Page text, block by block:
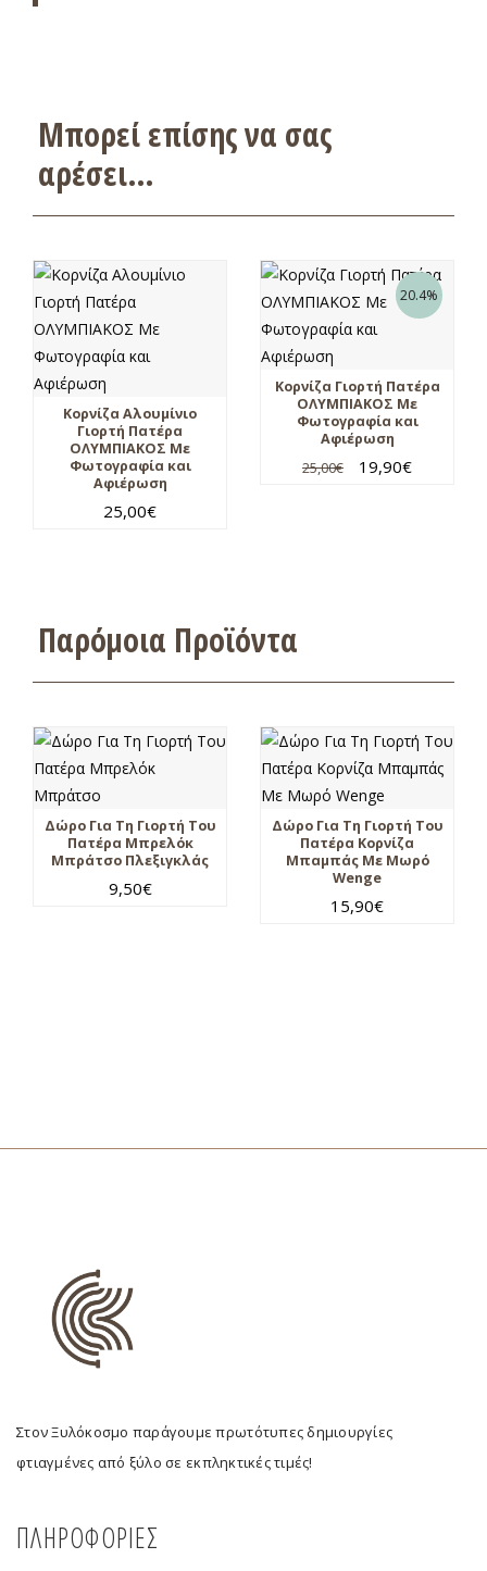
Μπορεί επίσης να σας
αρέσει…
Κορνίζα Αλουμίνιο
Γιορτή Πατέρα
ΟΛΥΜΠΙΑΚΟΣ Με
Φωτογραφία και
Αφιέρωση
25,00€
20.4%
Κορνίζα Γιορτή Πατέρα
ΟΛΥΜΠΙΑΚΟΣ Με
Φωτογραφία και
Αφιέρωση
25,00€ 19,90€
Παρόμοια Προϊόντα
Δώρο Για Τη Γιορτή Του
Πατέρα Μπρελόκ
Μπράτσο Πλεξιγκλάς
9,50€
Δώρο Για Τη Γιορτή Του
Πατέρα Κορνίζα
Μπαμπάς Με Μωρό
Wenge
15,90€
Στον Ξυλόκοσμο παράγουμε πρωτότυπες δημιουργίες
φτιαγμένες από ξύλο σε εκπληκτικές τιμές!
ΠΛΗΡΟΦΟΡΙΕΣ